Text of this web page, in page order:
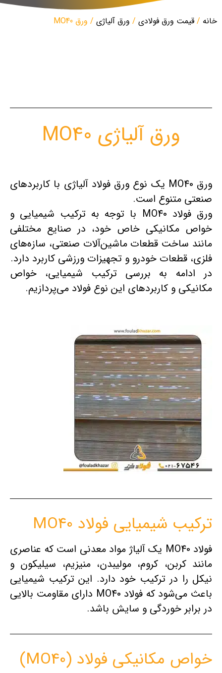
خانه / قیمت ورق فولادی / ورق آلیاژی / ورق MO40
ورق آلیاژی MO40
ورق MO40 یک نوع ورق فولاد آلیاژی با کاربردهای
صنعتی متنوع است.
ورق فولاد MO40 با توجه به ترکیب شیمیایی و
خواص مکانیکی خاص خود، در صنایع مختلفی
مانند ساخت قطعات ماشین‌آلات صنعتی، سازه‌های
فلزی، قطعات خودرو و تجهیزات ورزشی کاربرد دارد.
در ادامه به بررسی ترکیب شیمیایی، خواص
مکانیکی و کاربردهای این نوع فولاد می‌پردازیم.
ترکیب شیمیایی فولاد MO40
فولاد MO40 یک آلیاژ مواد معدنی است که عناصری
مانند کربن، کروم، مولیبدن، منیزیم، سیلیکون و
نیکل را در ترکیب خود دارد. این ترکیب شیمیایی
باعث می‌شود که فولاد MO40 دارای مقاومت بالایی
در برابر خوردگی و سایش باشد.
خواص مکانیکی فولاد (MO40)